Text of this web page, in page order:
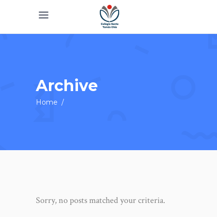
Archive
Home /
Sorry, no posts matched your criteria.